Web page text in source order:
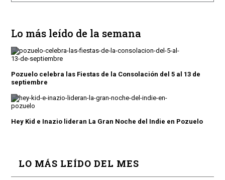
Lo más leído de la semana
Pozuelo celebra las Fiestas de la Consolación del 5 al 13 de
septiembre
Hey Kid e Inazio lideran La Gran Noche del Indie en Pozuelo
LO MÁS LEÍDO DEL MES